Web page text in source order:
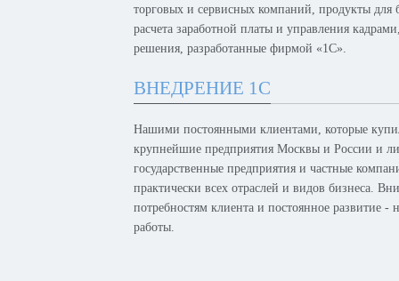
торговых и сервисных компаний, продукты для
расчета заработной платы и управления
решения, разработанные фирмой «1С».
ВНЕДРЕНИЕ 1С
Нашими постоянными клиентами, которые
крупнейшие предприятия Москвы и России и
государственные предприятия и частные
практически всех отраслей и видов бизнеса.
потребностям клиента и постоянное развитие
работы.